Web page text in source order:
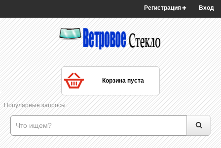
Вход
Регистрация
Корзина пуста
Популярные запросы: